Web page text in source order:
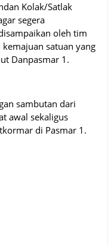
Kolak/Satlak
segera
oleh tim
satuan yang
Danpasmar 1.
sambutan dari
awal sekaligus
di Pasmar 1.